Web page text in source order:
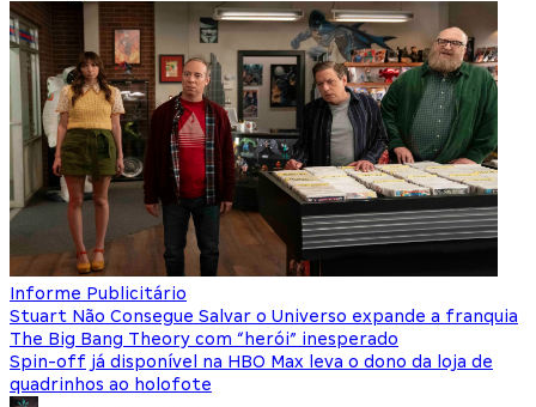
Informe Publicitário
Stuart Não Consegue Salvar o Universo expande a franquia
The Big Bang Theory com “herói” inesperado
Spin-off já disponível na HBO Max leva o dono da loja de
quadrinhos ao holofote